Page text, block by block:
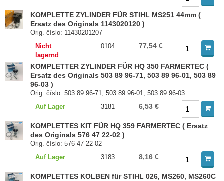
KOMPLETTE ZYLINDER FÜR STIHL MS251 44mm (
Ersatz des Originals 1143020120 )
Orig. číslo: 11430201207
Nicht
lagernd
0104 77,54 €
KOMPLETTER ZYLINDER FÜR HQ 350 FARMERTEC (
Ersatz des Originals 503 89 96-71, 503 89 96-01, 503 89
96-03 )
Orig. číslo: 503 89 96-71, 503 89 96-01, 503 89 96-03
Auf Lager
3181 6,53 €
KOMPLETTES KIT FÜR HQ 359 FARMERTEC ( Ersatz
des Originals 576 47 22-02 )
Orig. číslo: 576 47 22-02
Auf Lager
3183 8,16 €
KOMPLETTES KOLBEN für STIHL 026, MS260, MS260C